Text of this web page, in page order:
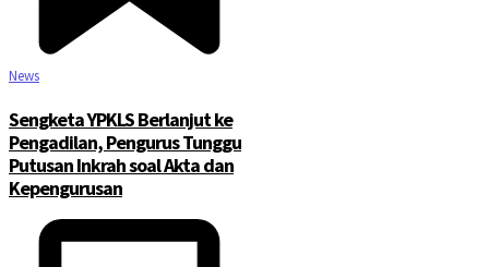
News
Sengketa YPKLS Berlanjut ke
Pengadilan, Pengurus Tunggu
Putusan Inkrah soal Akta dan
Kepengurusan